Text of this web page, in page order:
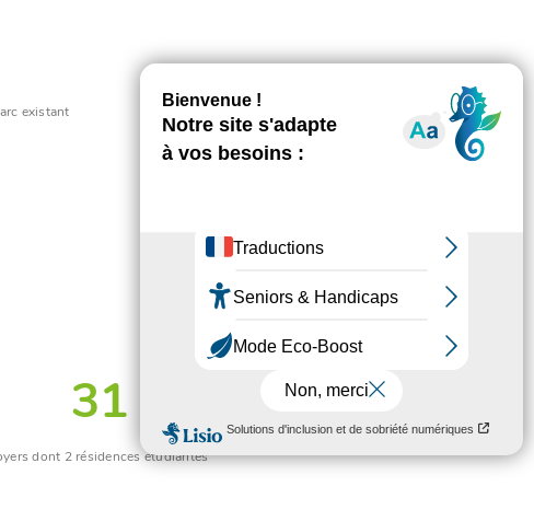
existant
31
dont 2 résidences étudiantes